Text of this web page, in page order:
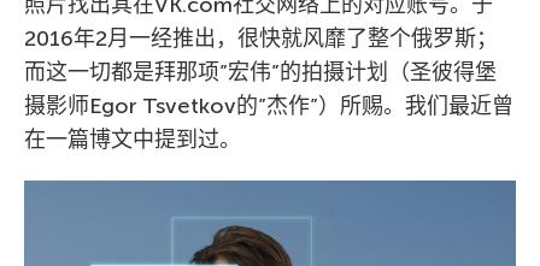
2016年2月一经推出，很快就风靡了整个俄罗斯；
而这一切都是拜那项”宏伟”的拍摄计划（圣彼得堡
摄影师Egor Tsvetkov的”杰作”）所赐。我们最近曾
在一篇博文中提到过。